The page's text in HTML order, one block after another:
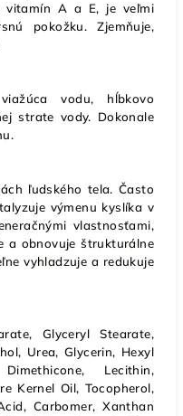
vitamín A a E, je veľmi
pokožku. Zjemňuje,
vodu, hĺbkovo
strate vody. Dokonale
ľudského tela. Často
výmenu kyslíka v
vlastnosťami,
a obnovuje štrukturálne
vyhladzuje a redukuje
Glyceryl Stearate,
Urea, Glycerin, Hexyl
Lecithin,
Kernel Oil, Tocopherol,
Carbomer, Xanthan